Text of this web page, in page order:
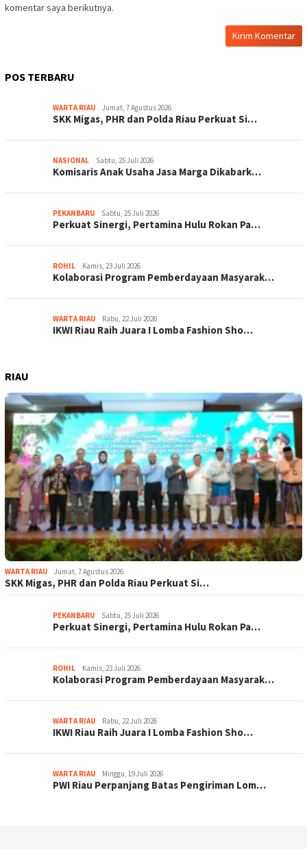
komentar saya berikutnya.
POS TERBARU
WARTA RIAU Jumat, 7 Agustus 2026
SKK Migas, PHR dan Polda Riau Perkuat Si…
NASIONAL Sabtu, 25 Juli 2026
Komisaris Anak Usaha Jasa Marga Dikabark…
PEKANBARU Sabtu, 25 Juli 2026
Perkuat Sinergi, Pertamina Hulu Rokan Pa…
ROHIL Kamis, 23 Juli 2026
Kolaborasi Program Pemberdayaan Masyarak…
WARTA RIAU Rabu, 22 Juli 2026
IKWI Riau Raih Juara I Lomba Fashion Sho…
RIAU
WARTA RIAU Jumat, 7 Agustus 2026
SKK Migas, PHR dan Polda Riau Perkuat Si…
PEKANBARU Sabtu, 25 Juli 2026
Perkuat Sinergi, Pertamina Hulu Rokan Pa…
ROHIL Kamis, 23 Juli 2026
Kolaborasi Program Pemberdayaan Masyarak…
WARTA RIAU Rabu, 22 Juli 2026
IKWI Riau Raih Juara I Lomba Fashion Sho…
WARTA RIAU Minggu, 19 Juli 2026
PWI Riau Perpanjang Batas Pengiriman Lom…